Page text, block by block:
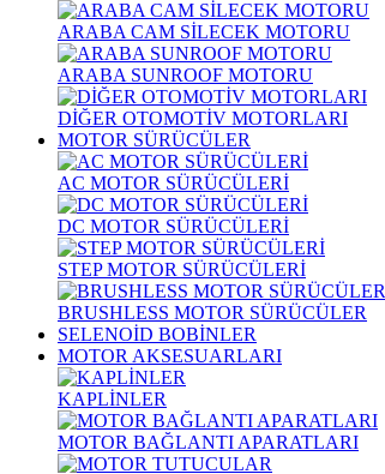
ARABA CAM SİLECEK MOTORU
ARABA SUNROOF MOTORU
DİĞER OTOMOTİV MOTORLARI
MOTOR SÜRÜCÜLER
AC MOTOR SÜRÜCÜLERİ
DC MOTOR SÜRÜCÜLERİ
STEP MOTOR SÜRÜCÜLERİ
BRUSHLESS MOTOR SÜRÜCÜLER
SELENOİD BOBİNLER
MOTOR AKSESUARLARI
KAPLİNLER
MOTOR BAĞLANTI APARATLARI